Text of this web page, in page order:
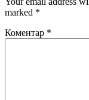
marked *
Коментар *